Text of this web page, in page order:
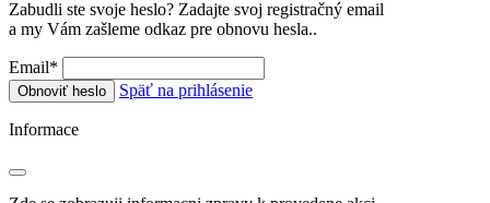
Zabudli ste svoje heslo? Zadajte svoj registračný email
a my Vám zašleme odkaz pre obnovu hesla..
Email*
Obnoviť heslo Späť na prihlásenie
Informace